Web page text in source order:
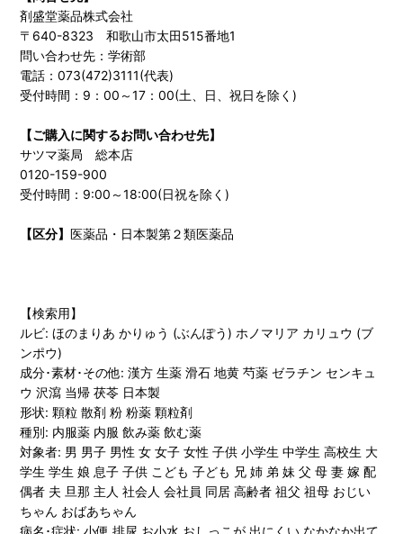
剤盛堂薬品株式会社
〒640-8323 和歌山市太田515番地1
問い合わせ先：学術部
電話：073(472)3111(代表)
受付時間：9：00～17：00(土、日、祝日を除く)
【ご購入に関するお問い合わせ先】
サツマ薬局 総本店
0120-159-900
受付時間：9:00～18:00(日祝を除く)
【区分】医薬品・日本製第２類医薬品
【検索用】
ルビ: ほのまりあ かりゅう (ぶんぽう) ホノマリア カリュウ (ブ
ンポウ)
成分･素材･その他: 漢方 生薬 滑石 地黄 芍薬 ゼラチン センキュ
ウ 沢瀉 当帰 茯苓 日本製
形状: 顆粒 散剤 粉 粉薬 顆粒剤
種別: 内服薬 内服 飲み薬 飲む薬
対象者: 男 男子 男性 女 女子 女性 子供 小学生 中学生 高校生 大
学生 学生 娘 息子 子供 こども 子ども 兄 姉 弟 妹 父 母 妻 嫁 配
偶者 夫 旦那 主人 社会人 会社員 同居 高齢者 祖父 祖母 おじい
ちゃん おばあちゃん
病名･症状: 小便 排尿 お小水 おしっこが 出にくい なかなか出て